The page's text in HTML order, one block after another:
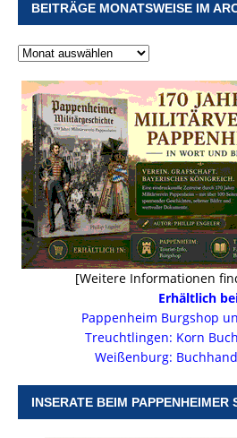
BEITRÄGE MONATSWEISE IM
[Weitere Informationen
Erhältlich
Pappenheim Burgshop
Treuchtlingen: Korn
Weißenburg:
INSERATE BEIM PAPPENHEIMER